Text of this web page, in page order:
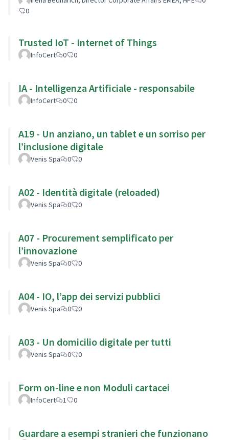
0
Trusted IoT - Internet of Things
InfoCert 0 0
IA - Intelligenza Artificiale - responsabile
InfoCert 0 0
A19 - Un anziano, un tablet e un sorriso per
l’inclusione digitale
Venis Spa 0 0
A02 - Identità digitale (reloaded)
Venis Spa 0 0
A07 - Procurement semplificato per
l’innovazione
Venis Spa 0 0
A04 - IO, l’app dei servizi pubblici
Venis Spa 0 0
A03 - Un domicilio digitale per tutti
Venis Spa 0 0
Form on-line e non Moduli cartacei
InfoCert 1 0
Guardare a esempi stranieri che funzionano